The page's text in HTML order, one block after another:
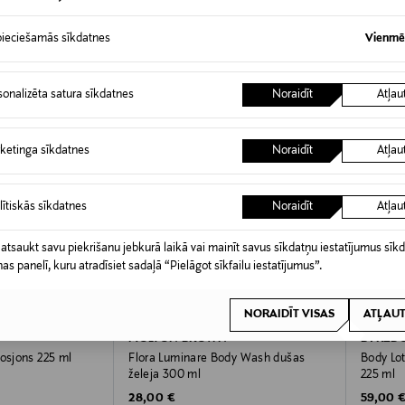
sīkdatnes
satura sīkdatnes Noraidīt
sīkdatnes Noraidīt
sīkdatnes Noraidīt
atsaukt savu piekrišanu jebkurā laikā vai mainīt savus sīkdatņu iestatījumus
panelī, kuru atradīsiet sadaļā “Pielāgot sīkfailu iestatījumus”.
NORAIDĪT VISAS
225 ml
MOLTON BROWN
Flora Luminare Body Wash dušas
želeja 300 ml
Original Price
28,00 €
Body
225 ml
Original
59,00 €